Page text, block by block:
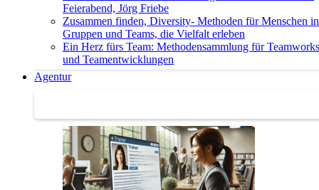
Feierabend, Jörg Friebe
Zusammen finden, Diversity- Methoden für Menschen in
Gruppen und Teams, die Vielfalt erleben
Ein Herz fürs Team: Methodensammlung für
und Teamentwicklungen
Agentur